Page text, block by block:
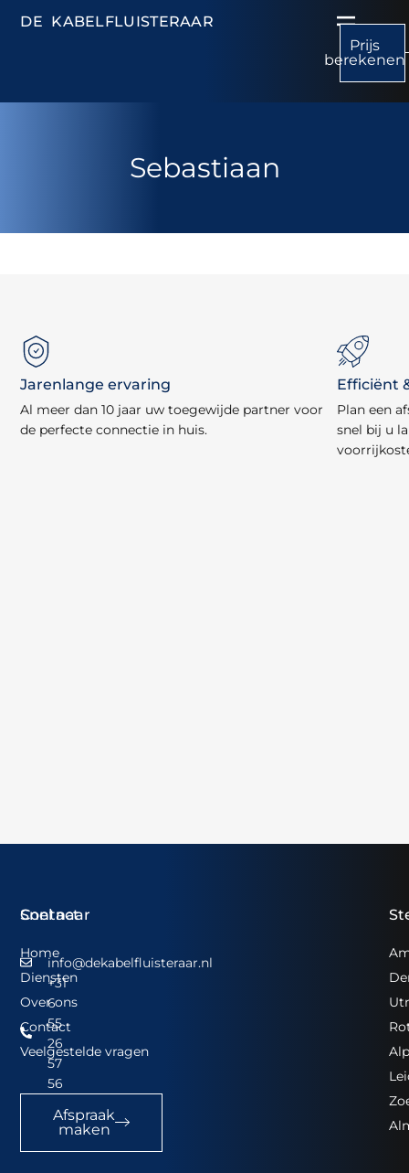
DE KABELFLUISTERAAR
Prijs
berekenen
Sebastiaan
Jarenlange ervaring
Al meer dan 10 jaar uw toegewijde partner voor
de perfecte connectie in huis.
Efficiënt
Plan een
snel bij u
Snel naar
Home
Diensten
Over ons
Contact
Veelgestelde vragen
Contact
info@dekabelfluisteraar.nl
+31
6
55
26
57
56
Afspraak
maken